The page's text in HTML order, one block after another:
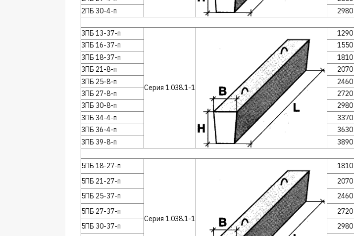
2ПБ 30-4-п
2980
3ПБ 13-37-п
Серия 1.038.1-1
1290
3ПБ 16-37-п
1550
3ПБ 18-37-п
1810
3ПБ 21-8-п
2070
3ПБ 25-8-п
2460
3ПБ 27-8-п
2720
3ПБ 30-8-п
2980
3ПБ 34-4-п
3370
3ПБ 36-4-п
3630
3ПБ 39-8-п
3890
5ПБ 18-27-п
Серия 1.038.1-1
1810
5ПБ 21-27-п
2070
5ПБ 25-37-п
2460
5ПБ 27-37-п
2720
5ПБ 30-37-п
2980